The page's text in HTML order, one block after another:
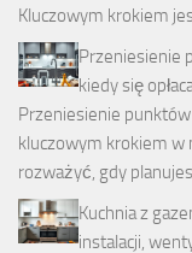
Kluczowym krokiem
Przeniesienie
kiedy się
Przeniesienie
kluczowym krokiem w
rozważyć, gdy
Kuchnia z
instalacji,